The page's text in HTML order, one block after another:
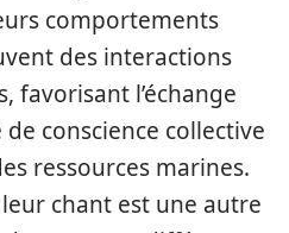
comportements
des interactions
favorisant l’échange
conscience collective
ressources marines.
chant est une autre